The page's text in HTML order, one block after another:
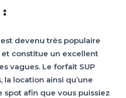
:
devenu très populaire
constitue un excellent
vagues. Le forfait SUP
location ainsi qu’une
spot afin que vous puissiez